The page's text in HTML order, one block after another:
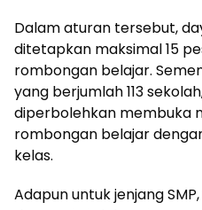
Dalam aturan tersebut,
ditetapkan maksimal 15
rombongan belajar.
yang berjumlah 113
diperbolehkan membuka
rombongan belajar
kelas.
Adapun untuk jenjang